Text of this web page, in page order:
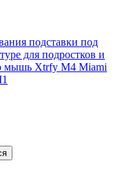
подставки под
для подростков и
мышь Xtrfy M4 Miami